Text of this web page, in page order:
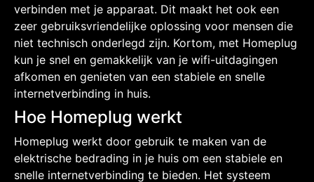
verbinden met je apparaat. Dit maakt het ook een
zeer gebruiksvriendelijke oplossing voor mensen die
niet technisch onderlegd zijn. Kortom, met Homeplug
kun je snel en gemakkelijk van je wifi-uitdagingen
afkomen en genieten van een stabiele en snelle
internetverbinding in huis.
Hoe Homeplug werkt
Homeplug werkt door gebruik te maken van de
elektrische bedrading in je huis om een ​​stabiele en
snelle internetverbinding te bieden. Het systeem